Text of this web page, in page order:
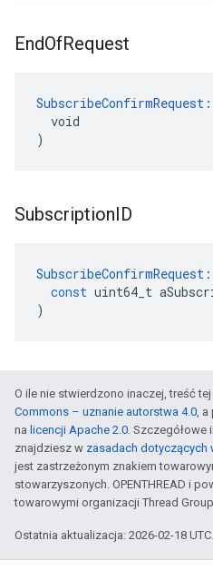
EndOfRequest
  void
)
SubscriptionID
SubscribeConfirmRequest
const uint64_t
)
O ile nie stwierdzono inaczej, treść
Commons – uznanie autorstwa 4.0, a
na licencji Apache 2.0. Szczegółowe
znajdziesz w zasadach dotyczących
jest zastrzeżonym znakiem
stowarzyszonych. OPENTHREAD i
towarowymi organizacji Thread
Ostatnia aktualizacja: 2026-02-18 UTC.